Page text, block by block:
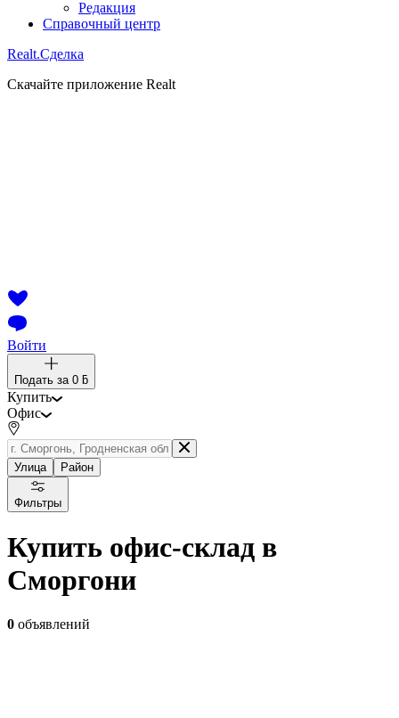
Редакция
Справочный центр
Realt.Сделка
Скачайте приложение Realt
Войти
Подать за 0 ƃ
Купить
Офис
Улица Район
Фильтры
Купить офис-склад в
Сморгони
0 объявлений